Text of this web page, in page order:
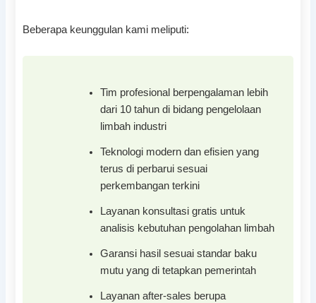
Beberapa keunggulan kami meliputi:
Tim profesional berpengalaman lebih
dari 10 tahun di bidang pengelolaan
limbah industri
Teknologi modern dan efisien yang
terus di perbarui sesuai
perkembangan terkini
Layanan konsultasi gratis untuk
analisis kebutuhan pengolahan limbah
Garansi hasil sesuai standar baku
mutu yang di tetapkan pemerintah
Layanan after-sales berupa